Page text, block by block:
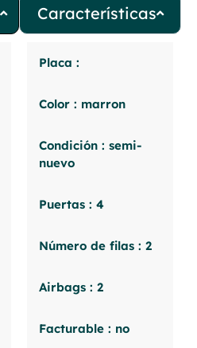
Características
Placa :
Color : marron
Condición : semi-
nuevo
Puertas : 4
Número de filas : 2
Airbags : 2
Facturable : no